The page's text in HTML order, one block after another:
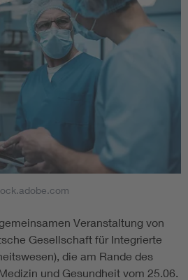
Veranstaltung von
Gesellschaft für Integrierte
die am Rande des
und Gesundheit vom 25.06.